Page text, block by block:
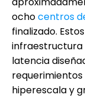
ochocentros
finalizado.
infraestructura
latencia
hiperescala y